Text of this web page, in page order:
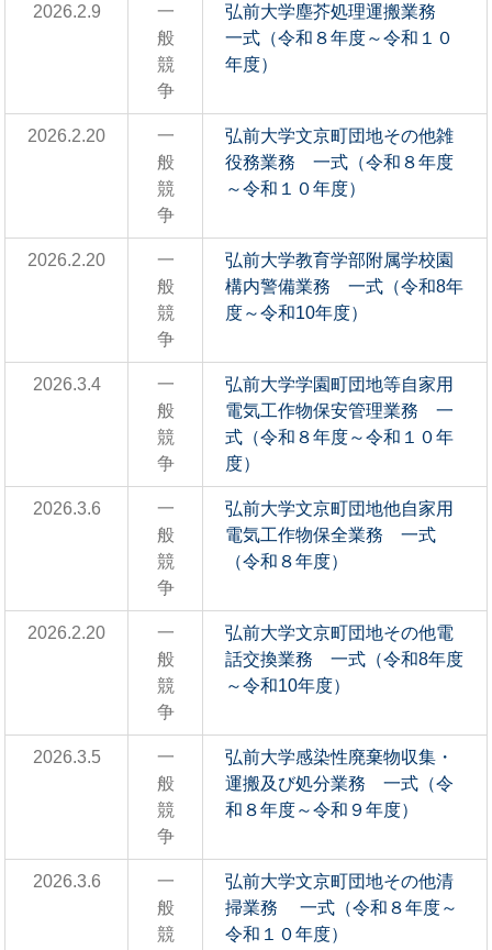
2026.2.9
一
般
競
争
弘前大学塵芥処理運搬業務
一式（令和８年度～令和１０
年度）
2026.2.20
一
般
競
争
弘前大学文京町団地その他雑
役務業務 一式（令和８年度
～令和１０年度）
2026.2.20
一
般
競
争
弘前大学教育学部附属学校園
構内警備業務 一式（令和8年
度～令和10年度）
2026.3.4
一
般
競
争
弘前大学学園町団地等自家用
電気工作物保安管理業務 一
式（令和８年度～令和１０年
度）
2026.3.6
一
般
競
争
弘前大学文京町団地他自家用
電気工作物保全業務 一式
（令和８年度）
2026.2.20
一
般
競
争
弘前大学文京町団地その他電
話交換業務 一式（令和8年度
～令和10年度）
2026.3.5
一
般
競
争
弘前大学感染性廃棄物収集・
運搬及び処分業務 一式（令
和８年度～令和９年度）
2026.3.6
一
般
競
弘前大学文京町団地その他清
掃業務 一式（令和８年度～
令和１０年度）